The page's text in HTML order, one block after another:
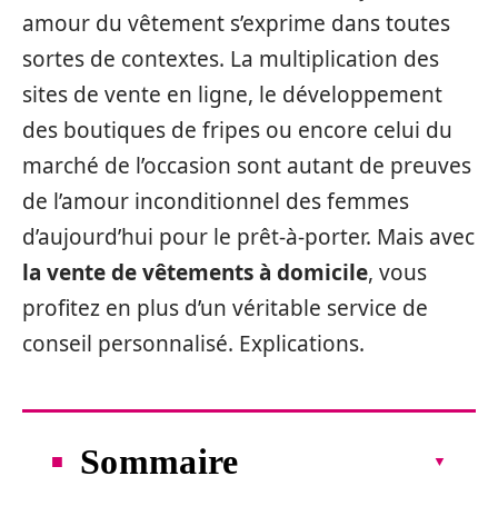
amour du vêtement s’exprime dans toutes
sortes de contextes. La multiplication des
sites de vente en ligne, le développement
des boutiques de fripes ou encore celui du
marché de l’occasion sont autant de preuves
de l’amour inconditionnel des femmes
d’aujourd’hui pour le prêt-à-porter. Mais avec
la vente de vêtements à domicile, vous
profitez en plus d’un véritable service de
conseil personnalisé. Explications.
Sommaire